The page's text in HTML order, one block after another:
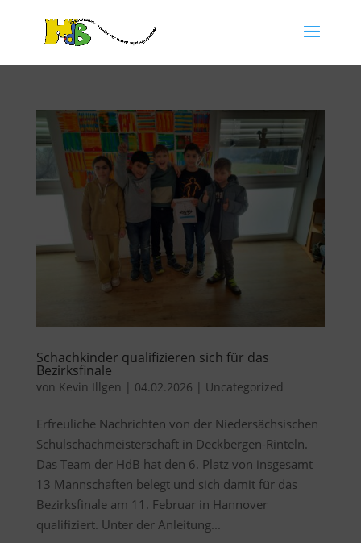
Schachkinder qualifizieren sich für das
Bezirksfinale
von Kevin Illgen | 04.02.2026 | Uncategorized
Erfreuliche Nachrichten von der Niedersächsischen
Schulschachmeisterschaft in Deckbergen-Rinteln.
Das Team der HdB hat den 6. Platz von insgesamt
13 Mannschaften belegt und sich damit für das
Bezirksfinale am 11. Februar in Hannover
qualifiziert. Unter der Anleitung...